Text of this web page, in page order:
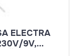
ELECTRA
9V,